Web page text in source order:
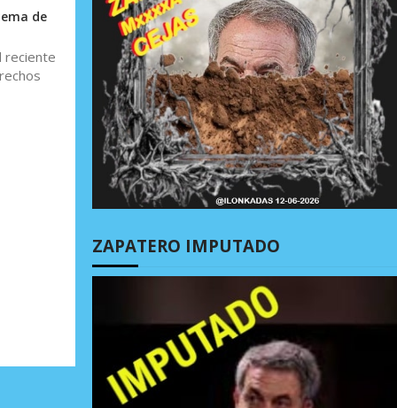
de
reciente
ZAPATERO IMPUTADO